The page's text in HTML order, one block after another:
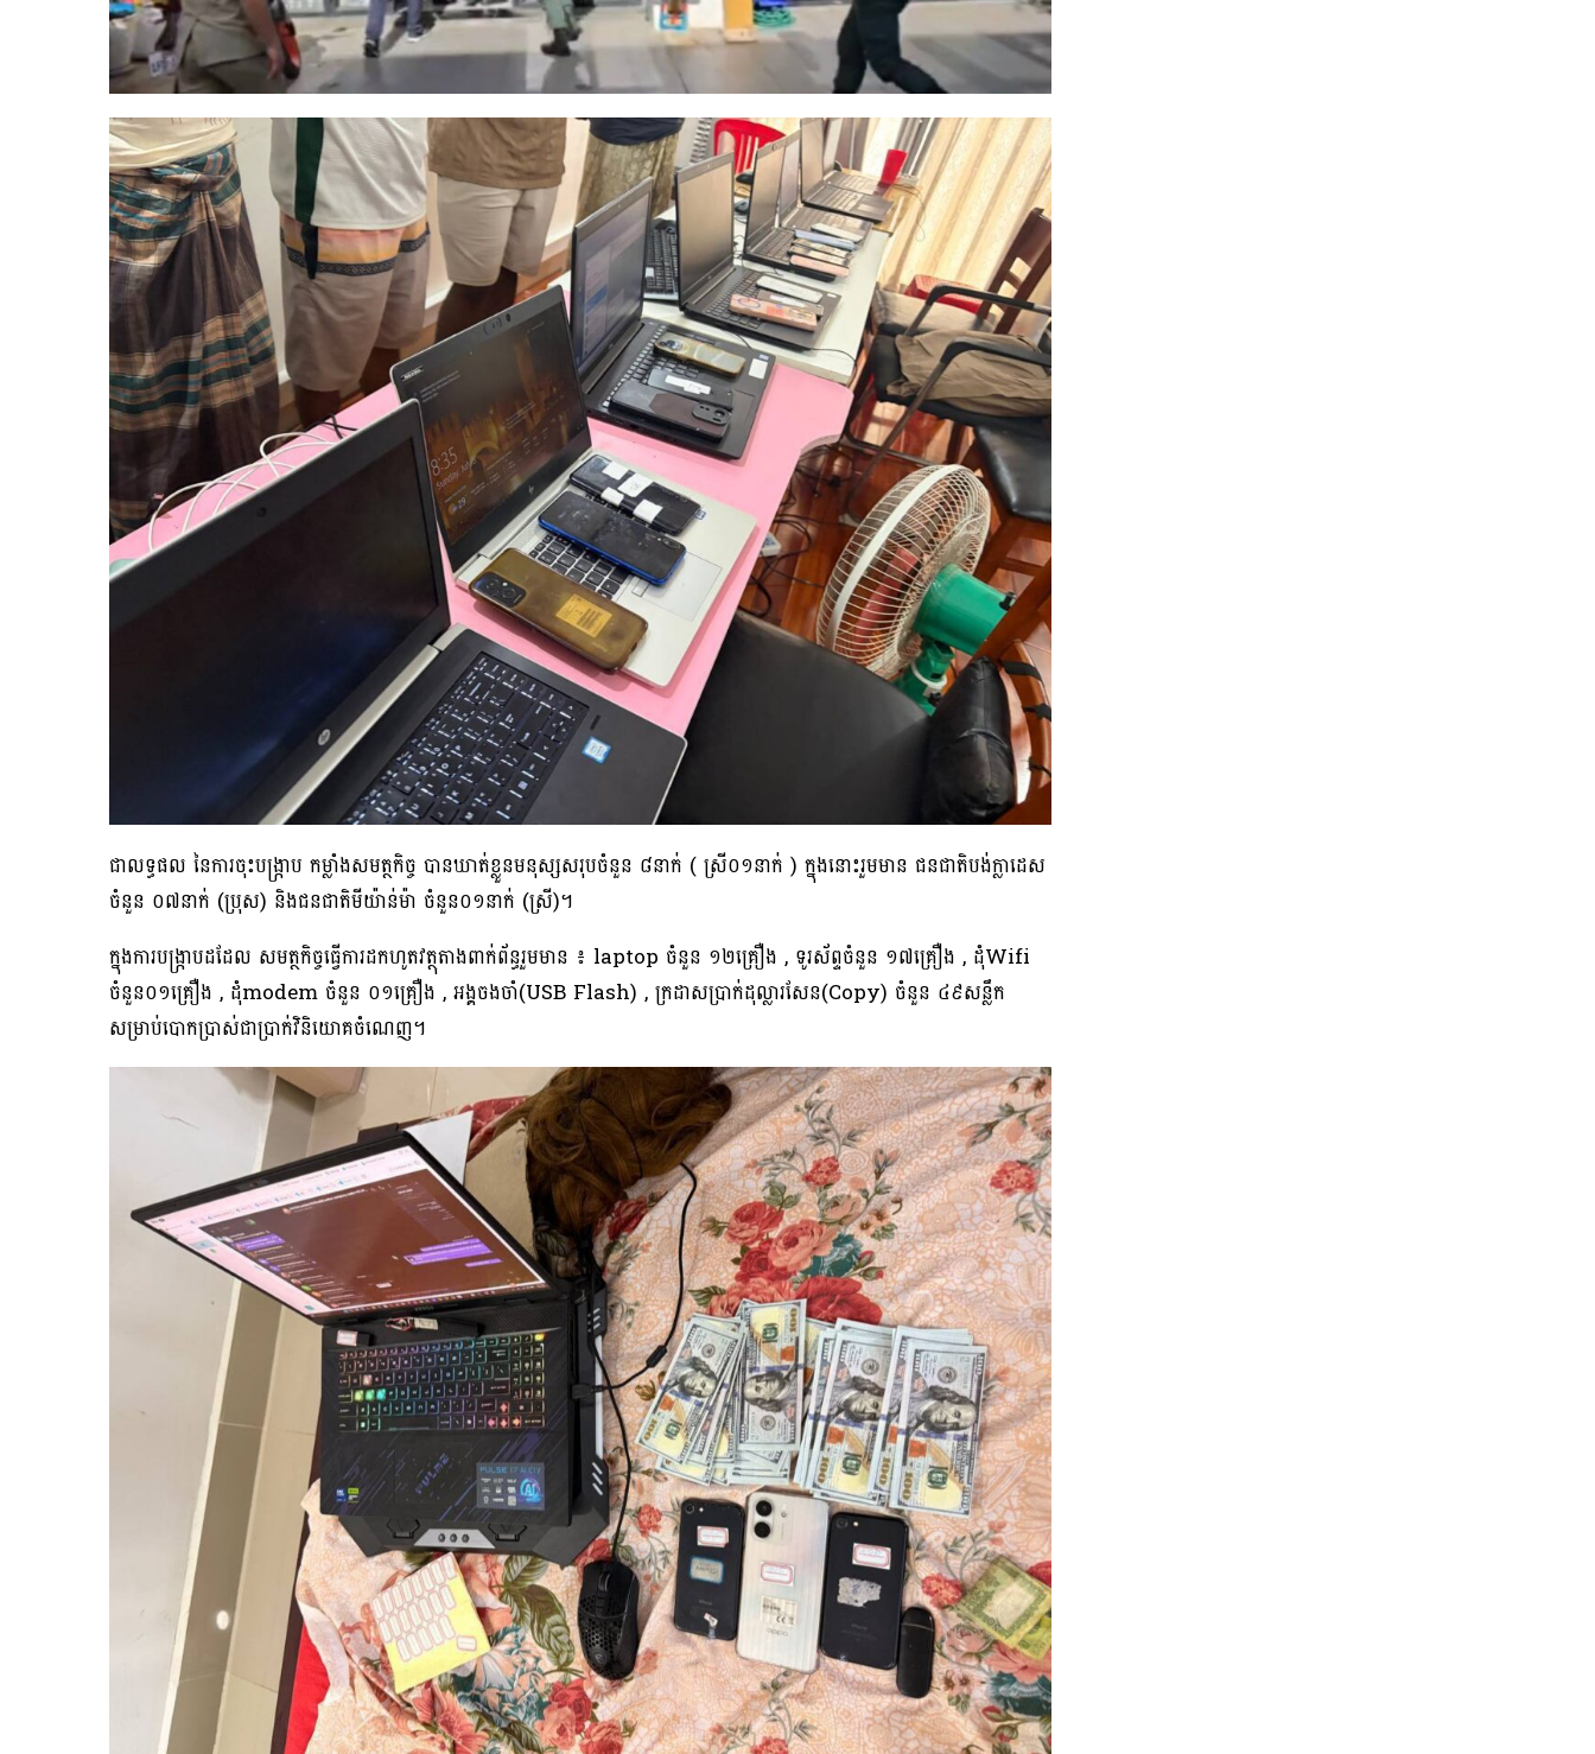
ជាលទ្ធផល នៃការចុះបង្ក្រាប កម្លាំងសមត្ថកិច្ច បានឃាត់ខ្លួនមនុស្សសរុបចំនួន ៨នាក់ ( ស្រី០១នាក់ ) ក្នុងនោះរួមមាន ជនជាតិបង់ក្លាដេស
ចំនួន ០៧នាក់ (ប្រុស) និងជនជាតិមីយ៉ាន់ម៉ា ចំនួន០១នាក់ (ស្រី)។
ក្នុងការបង្ក្រាបដដែល សមត្ថកិច្ចធ្វើការដកហូតវត្ថុតាងពាក់ព័ន្ធរួមមាន ៖ laptop ចំនួន ១២គ្រឿង , ទូរស័ព្ទចំនួន ១៧គ្រឿង , ដុំWifi
ចំនួន០១គ្រឿង , ដុំmodem ចំនួន ០១គ្រឿង , អង្គចងចាំ(USB Flash) , ក្រដាសប្រាក់ដុល្លារសែន(Copy) ចំនួន ៤៩សន្លឹក
សម្រាប់បោកប្រាស់ជាប្រាក់វិនិយោគចំណេញ។